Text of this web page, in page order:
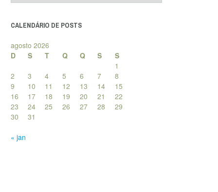
CALENDÁRIO DE POSTS
agosto 2026
D
S T Q Q S
S
1
2
3 4 5 6 7
8
9
10 11 12 13 14
15
16
17 18 19 20 21
22
23
24 25 26 27 28
29
30
31
« jan